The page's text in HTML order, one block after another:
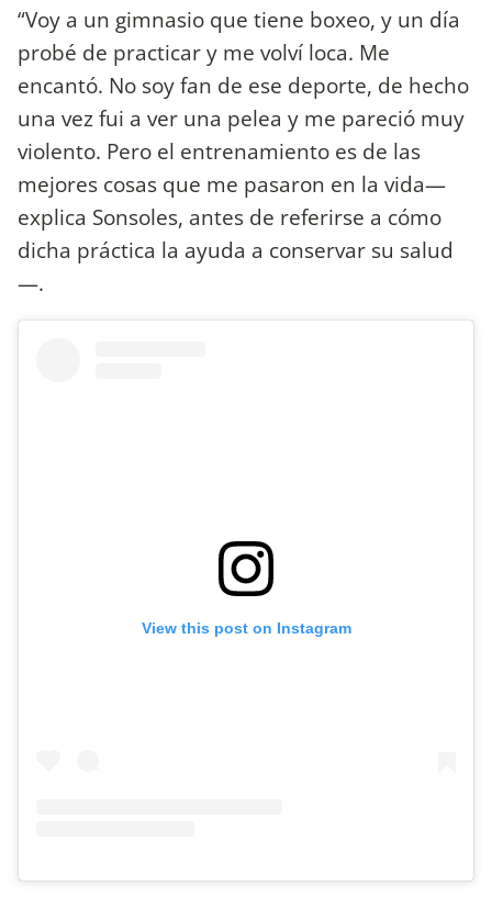
“Voy a un gimnasio que tiene boxeo, y un día
probé de practicar y me volví loca. Me
encantó. No soy fan de ese deporte, de hecho
una vez fui a ver una pelea y me pareció muy
violento. Pero el entrenamiento es de las
mejores cosas que me pasaron en la vida—
explica Sonsoles, antes de referirse a cómo
dicha práctica la ayuda a conservar su salud
—.
View this post on Instagram